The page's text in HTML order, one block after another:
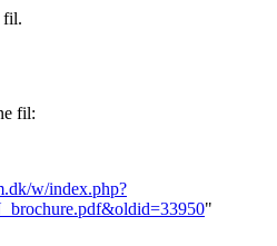
fil.
fil:
w/index.php?
"